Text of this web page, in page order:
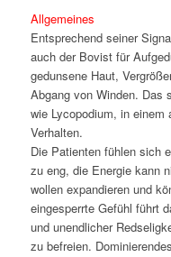
Allgemeines
Entsprechend seiner
auch der Bovist für
gedunsene Haut,
Abgang von Winden. Das
wie Lycopodium, in einem
Verhalten.
Die Patienten fühlen sich
zu eng, die Energie kann
wollen expandieren und
eingesperrte Gefühl führt
und unendlicher
zu befreien.